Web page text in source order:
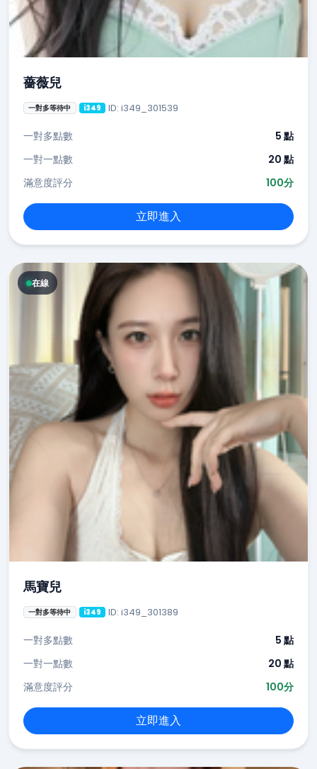
薔薇兒
一對多等待中 i349 ID: i349_301539
一對多點數
5 點
一對一點數
20 點
滿意度評分
100分
立即進入
在線
馬寶兒
一對多等待中 i349 ID: i349_301389
一對多點數
5 點
一對一點數
20 點
滿意度評分
100分
立即進入